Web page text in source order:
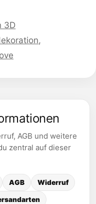
3D
,
AGB und weitere
zentral auf dieser
AGB Widerruf